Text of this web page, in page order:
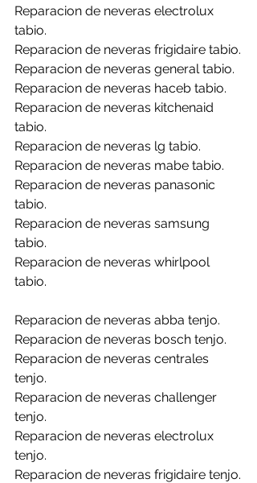
Reparacion de neveras electrolux
tabio.
Reparacion de neveras frigidaire tabio.
Reparacion de neveras general tabio.
Reparacion de neveras haceb tabio.
Reparacion de neveras kitchenaid
tabio.
Reparacion de neveras lg tabio.
Reparacion de neveras mabe tabio.
Reparacion de neveras panasonic
tabio.
Reparacion de neveras samsung
tabio.
Reparacion de neveras whirlpool
tabio.
Reparacion de neveras abba tenjo.
Reparacion de neveras bosch tenjo.
Reparacion de neveras centrales
tenjo.
Reparacion de neveras challenger
tenjo.
Reparacion de neveras electrolux
tenjo.
Reparacion de neveras frigidaire tenjo.